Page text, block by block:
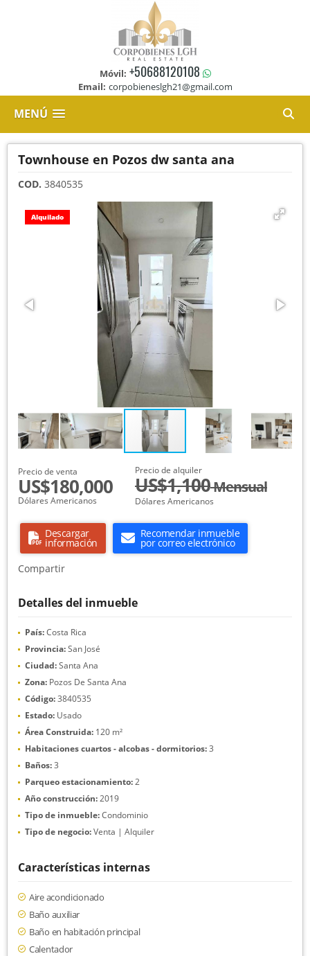
Móvil: +50688120108
Email: corpobieneslgh21@gmail.com
MENÚ
Townhouse en Pozos dw santa ana
COD. 3840535
Alquilado
Precio de venta
US$180,000
Dólares Americanos
Precio de alquiler
US$1,100Mensual
Dólares Americanos
Descargar
información
Recomendar inmueble
por correo electrónico
Compartir
Detalles del inmueble
País:Costa Rica
Provincia:San José
Ciudad:Santa Ana
Zona: Pozos De Santa Ana
Código:3840535
Estado: Usado
Área Construida: 120 m²
Habitaciones cuartos - alcobas - dormitorios:3
Baños:3
Parqueo estacionamiento:2
Año construcción:2019
Tipo de inmueble:Condominio
Tipo de negocio:Venta | Alquiler
Características internas
Aire acondicionado
Baño auxiliar
Baño en habitación principal
Calentador